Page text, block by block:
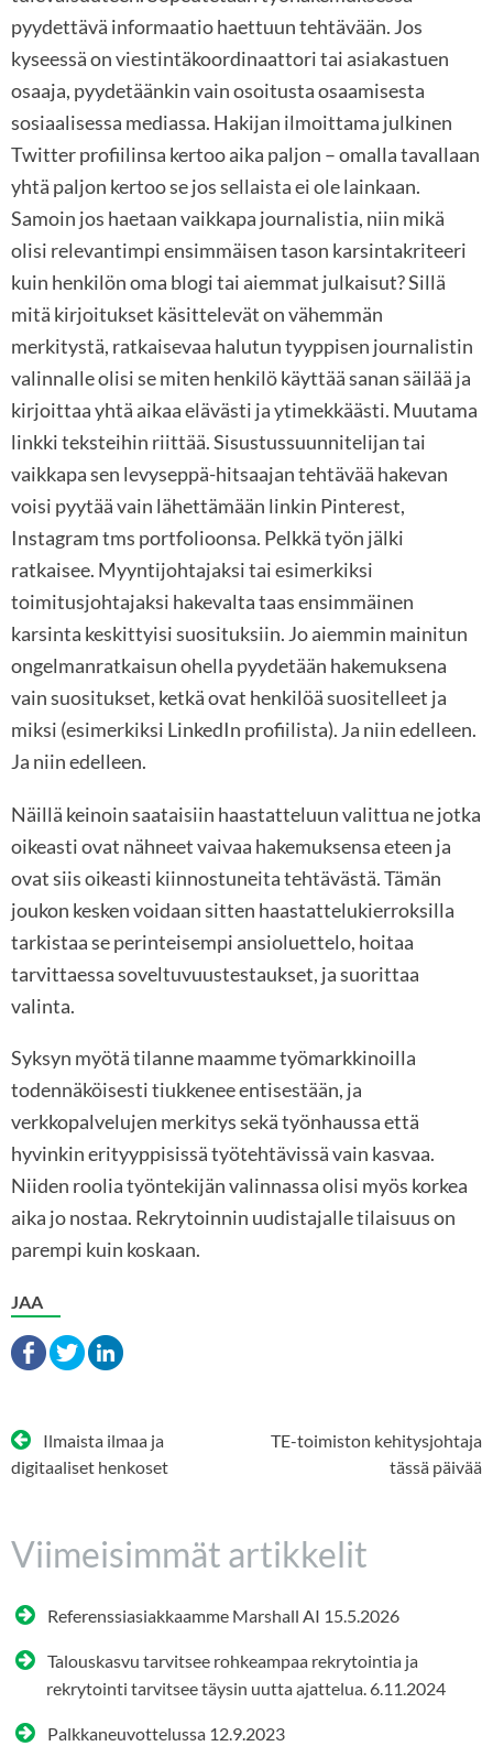
pyydettävä informaatio haettuun tehtävään. Jos
kyseessä on viestintäkoordinaattori tai asiakastuen
osaaja, pyydetäänkin vain osoitusta osaamisesta
sosiaalisessa mediassa. Hakijan ilmoittama julkinen
Twitter profiilinsa kertoo aika paljon – omalla tavallaan
yhtä paljon kertoo se jos sellaista ei ole lainkaan.
Samoin jos haetaan vaikkapa journalistia, niin mikä
olisi relevantimpi ensimmäisen tason karsintakriteeri
kuin henkilön oma blogi tai aiemmat julkaisut? Sillä
mitä kirjoitukset käsittelevät on vähemmän
merkitystä, ratkaisevaa halutun tyyppisen journalistin
valinnalle olisi se miten henkilö käyttää sanan säilää ja
kirjoittaa yhtä aikaa elävästi ja ytimekkäästi. Muutama
linkki teksteihin riittää. Sisustussuunnitelijan tai
vaikkapa sen levyseppä-hitsaajan tehtävää hakevan
voisi pyytää vain lähettämään linkin Pinterest,
Instagram tms portfolioonsa. Pelkkä työn jälki
ratkaisee. Myyntijohtajaksi tai esimerkiksi
toimitusjohtajaksi hakevalta taas ensimmäinen
karsinta keskittyisi suosituksiin. Jo aiemmin mainitun
ongelmanratkaisun ohella pyydetään hakemuksena
vain suositukset, ketkä ovat henkilöä suositelleet ja
miksi (esimerkiksi LinkedIn profiilista). Ja niin edelleen.
Ja niin edelleen.
Näillä keinoin saataisiin haastatteluun valittua ne jotka
oikeasti ovat nähneet vaivaa hakemuksensa eteen ja
ovat siis oikeasti kiinnostuneita tehtävästä. Tämän
joukon kesken voidaan sitten haastattelukierroksilla
tarkistaa se perinteisempi ansioluettelo, hoitaa
tarvittaessa soveltuvuustestaukset, ja suorittaa
valinta.
Syksyn myötä tilanne maamme työmarkkinoilla
todennäköisesti tiukkenee entisestään, ja
verkkopalvelujen merkitys sekä työnhaussa että
hyvinkin erityyppisissä työtehtävissä vain kasvaa.
Niiden roolia työntekijän valinnassa olisi myös korkea
aika jo nostaa. Rekrytoinnin uudistajalle tilaisuus on
parempi kuin koskaan.
JAA
Artikkelien
selaus
Ilmaista ilmaa ja
digitaaliset henkoset
TE-toimiston kehitysjohtaja
tässä päivää
Viimeisimmät artikkelit
Referenssiasiakkaamme Marshall AI 15.5.2026
Talouskasvu tarvitsee rohkeampaa rekrytointia ja
rekrytointi tarvitsee täysin uutta ajattelua. 6.11.2024
Palkkaneuvottelussa 12.9.2023